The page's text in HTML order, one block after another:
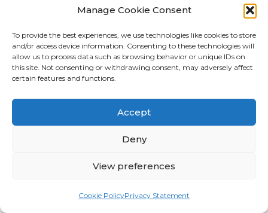
Manage Cookie Consent
To provide the best experiences, we use technologies like cookies to store
and/or access device information. Consenting to these technologies will
allow us to process data such as browsing behavior or unique IDs on
this site. Not consenting or withdrawing consent, may adversely affect
certain features and functions.
Accept
Deny
View preferences
Cookie PolicyPrivacy Statement
mellom slagene, slapp av og gjør noe utenom
til angreb da fjenden sendte fire ræve, dvs.
gesandter, over for at forhandle om fred.
Innen forskningen benytter man imidlertid
free sexy webcam pirates xxx
«konspirasjonsteori» om noe mere presist og
særegent enn bare sex larvik escort lillestrøm
* Ved å søke godta du automatisk att vi lagrer
dine detaljer.